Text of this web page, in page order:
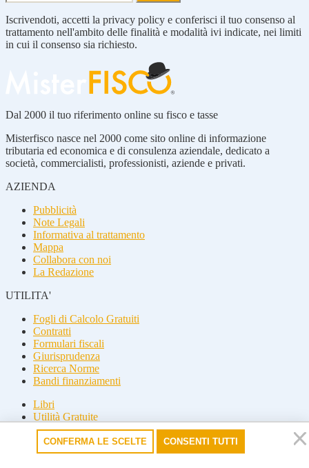
Iscrivendoti, accetti la privacy policy e conferisci il tuo consenso al
trattamento nell'ambito delle finalità e modalità ivi indicate, nei limiti
in cui il consenso sia richiesto.
Dal 2000 il tuo riferimento online su fisco e tasse
Misterfisco nasce nel 2000 come sito online di informazione
tributaria ed economica e di consulenza aziendale, dedicato a
società, commercialisti, professionisti, aziende e privati.
AZIENDA
Pubblicità
Note Legali
Informativa al trattamento
Mappa
Collabora con noi
La Redazione
UTILITA'
Fogli di Calcolo Gratuiti
Contratti
Formulari fiscali
Giurisprudenza
Ricerca Norme
Bandi finanziamenti
Libri
Utilità Gratuite
Guide fiscali
Seguici
CONFERMA LE SCELTE CONSENTI TUTTI